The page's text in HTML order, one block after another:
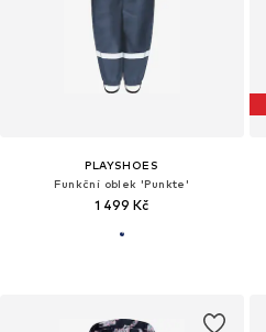
PLAYSHOES
Funkční oblek 'Punkte'
1 499 Kč